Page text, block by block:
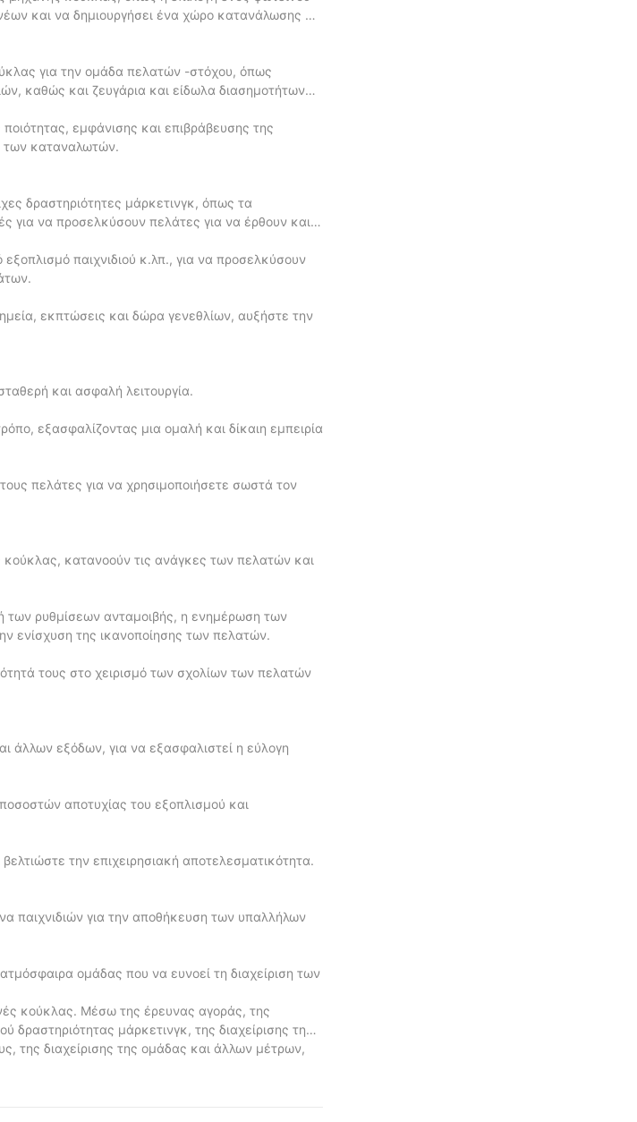
και να δημιουργήσει ένα χώρο κατανάλωσης με
για την ομάδα πελατών -στόχου, όπως
καθώς και ζευγάρια και είδωλα διασημοτήτων
εμφάνισης και επιβράβευσης της
των καταναλωτών.
δραστηριότητες μάρκετινγκ, όπως τα
για να προσελκύσουν πελάτες για να έρθουν και
παιχνιδιού κ.λπ., για να προσελκύσουν
εκπτώσεις και δώρα γενεθλίων, αυξήστε την
και ασφαλή λειτουργία.
εξασφαλίζοντας μια ομαλή και δίκαιη εμπειρία
πελάτες για να χρησιμοποιήσετε σωστά τον
κούκλας, κατανοούν τις ανάγκες των πελατών και
ρυθμίσεων ανταμοιβής, η ενημέρωση των
ενίσχυση της ικανοποίησης των πελατών.
τους στο χειρισμό των σχολίων των πελατών
άλλων εξόδων, για να εξασφαλιστεί η εύλογη
αποτυχίας του εξοπλισμού και
την επιχειρησιακή αποτελεσματικότητα.
παιχνιδιών για την αποθήκευση των υπαλλήλων
ομάδας που να ευνοεί τη διαχείριση των
κούκλας. Μέσω της έρευνας αγοράς, της
μάρκετινγκ, της διαχείρισης της
της διαχείρισης της ομάδας και άλλων μέτρων,
και να επιτύχουν μακροπρόθεσμη